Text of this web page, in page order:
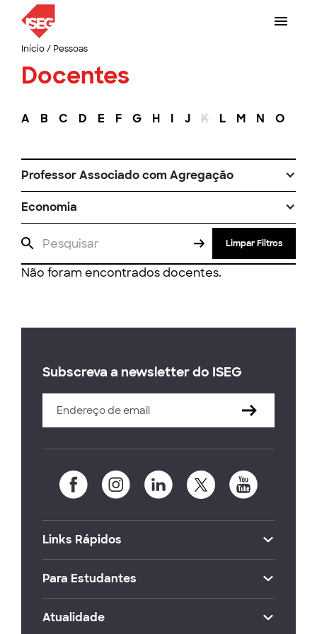
Início/ Pessoas
Docentes
A B C D E F G H I J K L M N O
Professor Associado com Agregação
Economia
Limpar Filtros
Não foram encontrados docentes.
Subscreva a newsletter do ISEG
Links Rápidos
Para Estudantes
Atualidade